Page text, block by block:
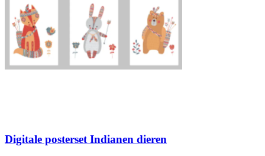
Digitale posterset Indianen dieren